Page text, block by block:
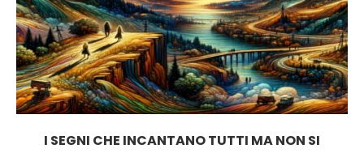
I SEGNI CHE INCANTANO TUTTI MA NON SI